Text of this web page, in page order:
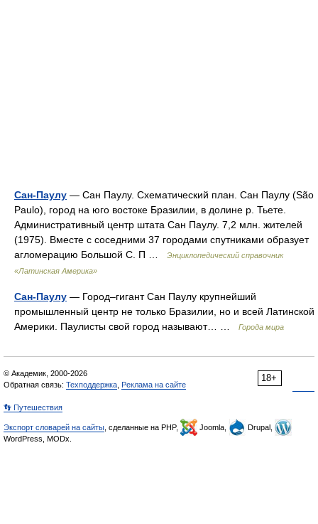
Сан-Паулу — Сан Паулу. Схематический план. Сан Паулу (São
Paulo), город на юго востоке Бразилии, в долине р. Тьете.
Административный центр штата Сан Паулу. 7,2 млн. жителей
(1975). Вместе с соседними 37 городами спутниками образует
агломерацию Большой С. П …
Энциклопедический справочник
«Латинская Америка»
Сан-Паулу — Город–гигант Сан Паулу крупнейший
промышленный центр не только Бразилии, но и всей Латинской
Америки. Паулисты свой город называют… …
Города мира
18+
© Академик, 2000-2026
Обратная связь: Техподдержка Реклама на сайте
👣 Путешествия
Экспорт словарей на сайты , сделанные на PHP, Joomla,
Drupal,
WordPress, MODx.